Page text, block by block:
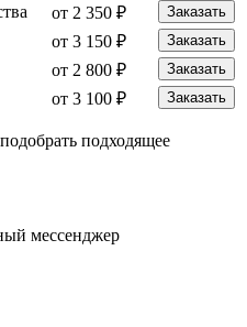
от 2 350 ₽ Заказать
от 3 150 ₽ Заказать
от 2 800 ₽ Заказать
от 3 100 ₽ Заказать
подходящее
мессенджер